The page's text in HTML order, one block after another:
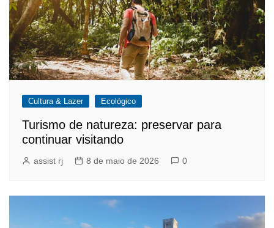
Cultura & Lazer Ecológico
Turismo de natureza: preservar para
continuar visitando
assist rj 8 de maio de 2026 0